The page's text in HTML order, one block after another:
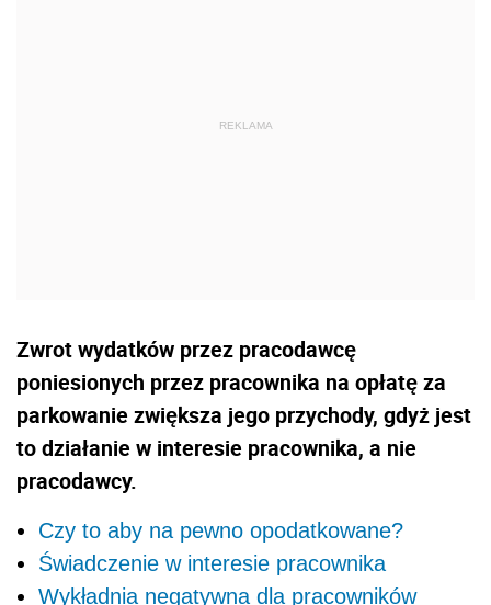
Zwrot wydatków przez pracodawcę
poniesionych przez pracownika na opłatę za
parkowanie zwiększa jego przychody, gdyż jest
to działanie w interesie pracownika, a nie
pracodawcy.
Czy to aby na pewno opodatkowane?
Świadczenie w interesie pracownika
Wykładnia negatywna dla pracowników